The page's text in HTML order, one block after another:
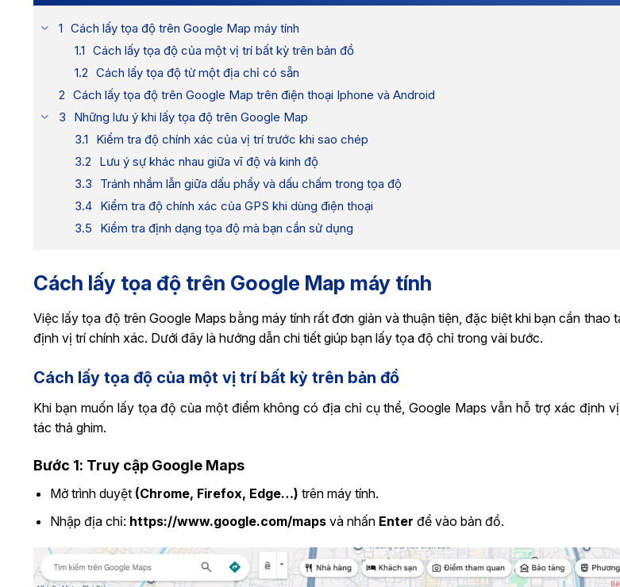
Cách lấy tọa độ trên Google Map máy tính
Cách lấy tọa độ của một vị trí bất kỳ trên bản đồ
Cách lấy tọa độ từ một địa chỉ có sẵn
Cách lấy tọa độ trên Google Map trên điện thoại Iphone và Android
Những lưu ý khi lấy tọa độ trên Google Map
Kiểm tra độ chính xác của vị trí trước khi sao chép
Lưu ý sự khác nhau giữa vĩ độ và kinh độ
Tránh nhầm lẫn giữa dấu phẩy và dấu chấm trong tọa độ
Kiểm tra độ chính xác của GPS khi dùng điện thoại
Kiểm tra định dạng tọa độ mà bạn cần sử dụng
Cách lấy tọa độ trên Google Map máy tính
Việc lấy tọa độ trên Google Maps bằng máy tính rất đơn giản và thuận tiện, đặc biệt khi bạn cần thao
định vị trí chính xác. Dưới đây là hướng dẫn chi tiết giúp bạn lấy tọa độ chỉ trong vài bước.
Cách lấy tọa độ của một vị trí bất kỳ trên bản đồ
Khi bạn muốn lấy tọa độ của một điểm không có địa chỉ cụ thể, Google Maps vẫn hỗ trợ xác định
tác thả ghim.
Bước 1: Truy cập Google Maps
Mở trình duyệt (Chrome, Firefox, Edge…) trên máy tính.
Nhập địa chỉ: https://www.google.com/mapsvà nhấnEnter để vào bản đồ.